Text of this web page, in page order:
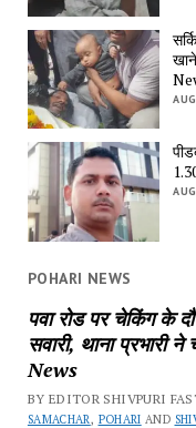
POHARI NEWS
पवा रोड पर चेकिंग के
सवारी, थाना
News
BY EDITOR SHIVPURI
SAMACHAR , POHARI AND